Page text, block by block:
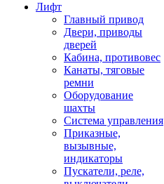
Лифт
Главный привод
Двери, приводы
дверей
Кабина, противовес
Канаты, тяговые
ремни
Оборудование
шахты
Система управления
Приказные,
вызывные,
индикаторы
Пускатели, реле,